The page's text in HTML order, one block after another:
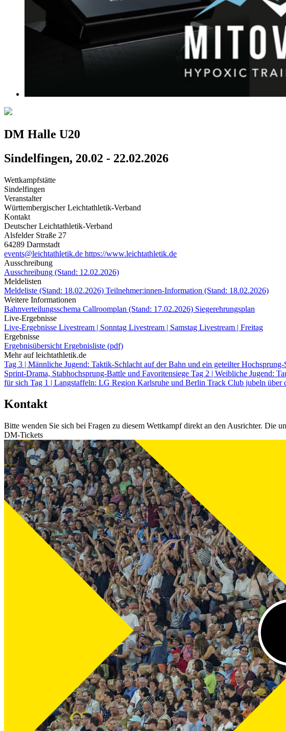
DM Halle U20
Sindelfingen, 20.02 - 22.02.2026
Wettkampfstätte
Sindelfingen
Veranstalter
Württembergischer Leichtathletik-Verband
Kontakt
Deutscher Leichtathletik-Verband
Alsfelder Straße 27
64289 Darmstadt
events@leichtathletik.de https://www.leichtathletik.de
Ausschreibung
Ausschreibung (Stand: 12.02.2026)
Meldelisten
Meldeliste (Stand: 18.02.2026) Teilnehmer:innen-Information (Stand: 18.02.2026)
Weitere Informationen
Bahnverteilungsschema Callroomplan (Stand: 17.02.2026) Siegerehrungsplan
Live-Ergebnisse
Live-Ergebnisse Livestream | Sonntag Livestream | Samstag Livestream | Freitag
Ergebnisse
Ergebnisübersicht Ergebnisliste (pdf)
Mehr auf leichtathletik.de
Tag 3 | Männliche Jugend: Taktik-Schlacht auf der Bahn und ein geteilter Hochsprung-
Sprint-Drama, Stabhochsprung-Battle und Favoritensiege Tag 2 | Weibliche Jugend:
für sich Tag 1 | Langstaffeln: LG Region Karlsruhe und Berlin Track Club jubeln über
Kontakt
Bitte wenden Sie sich bei Fragen zu diesem Wettkampf direkt an den Ausrichter. Die
DM-Tickets